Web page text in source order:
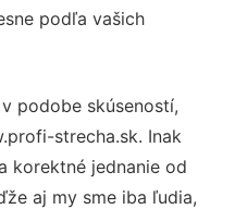
podľa vašich
podobe skúseností,
strecha.sk. Inak
korektné jednanie od
aj my sme iba ľudia,